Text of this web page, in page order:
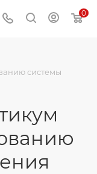
0
системы